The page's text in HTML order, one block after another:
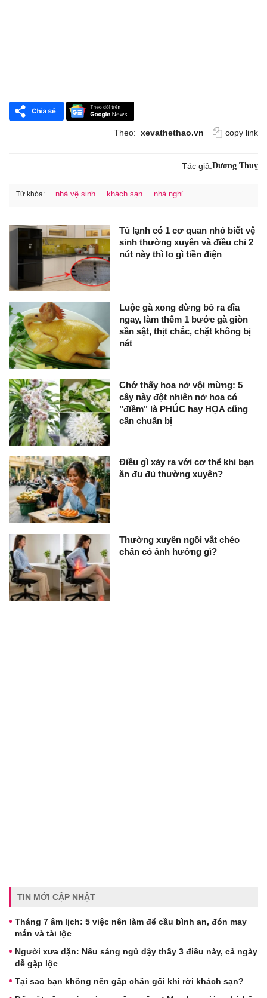
Theo: xevathethao.vn copy link
Tác giả:Dương Thuỵ
Từ khóa: nhà vệ sinh khách sạn nhà nghỉ
Tủ lạnh có 1 cơ quan nhỏ biết vệ
sinh thường xuyên và điều chỉ 2
nút này thì lo gì tiền điện
Luộc gà xong đừng bỏ ra đĩa
ngay, làm thêm 1 bước gà giòn
sần sật, thịt chắc, chặt không bị
nát
Chớ thấy hoa nở vội mừng: 5
cây này đột nhiên nở hoa có
"điềm" là PHÚC hay HỌA cũng
cần chuẩn bị
Điều gì xảy ra với cơ thể khi bạn
ăn đu đủ thường xuyên?
Thường xuyên ngồi vắt chéo
chân có ảnh hưởng gì?
TIN MỚI CẬP NHẬT
Tháng 7 âm lịch: 5 việc nên làm để cầu bình an, đón may
mắn và tài lộc
Người xưa dặn: Nếu sáng ngủ dậy thấy 3 điều này, cả ngày
dễ gặp lộc
Tại sao bạn không nên gấp chăn gối khi rời khách sạn?